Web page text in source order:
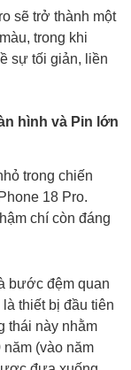
sẽ trở thành một
trong khi
sự tối giản, liền
hình và Pin lớn
trong chiến
18 Pro.
chí còn đáng
bước đệm quan
thiết bị đầu tiên
thái này nhằm
(vào năm